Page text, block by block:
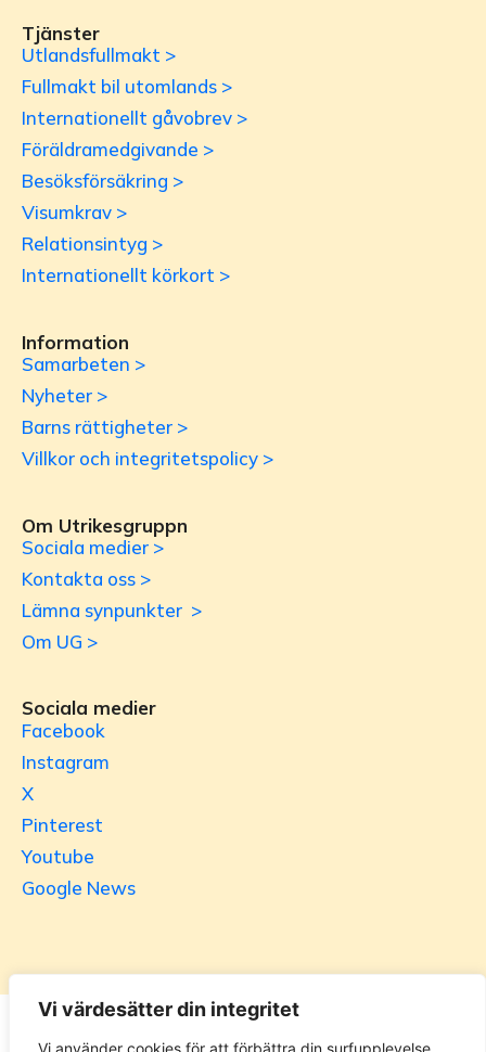
Vi värdesätter din integritet
Vi använder cookies för att förbättra din surfupplevelse,
Tjänster
Utlandsfullmakt >
Fullmakt bil utomlands >
Internationellt gåvobrev >
Föräldramedgivande >
Besöksförsäkring >
Visumkrav >
Relationsintyg >
Internationellt körkort >
Information
Samarbeten >
Nyheter >
Barns rättigheter >
Villkor och integritetspolicy >
Om Utrikesgruppn
Sociala medier >
Kontakta oss >
Lämna synpunkter >
Om UG >
Sociala medier
Facebook
Instagram
X
Pinterest
Youtube
Google News
Utrikesgruppen